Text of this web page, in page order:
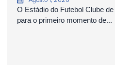
O Estádio do Futebol Clube
para o primeiro momento de...